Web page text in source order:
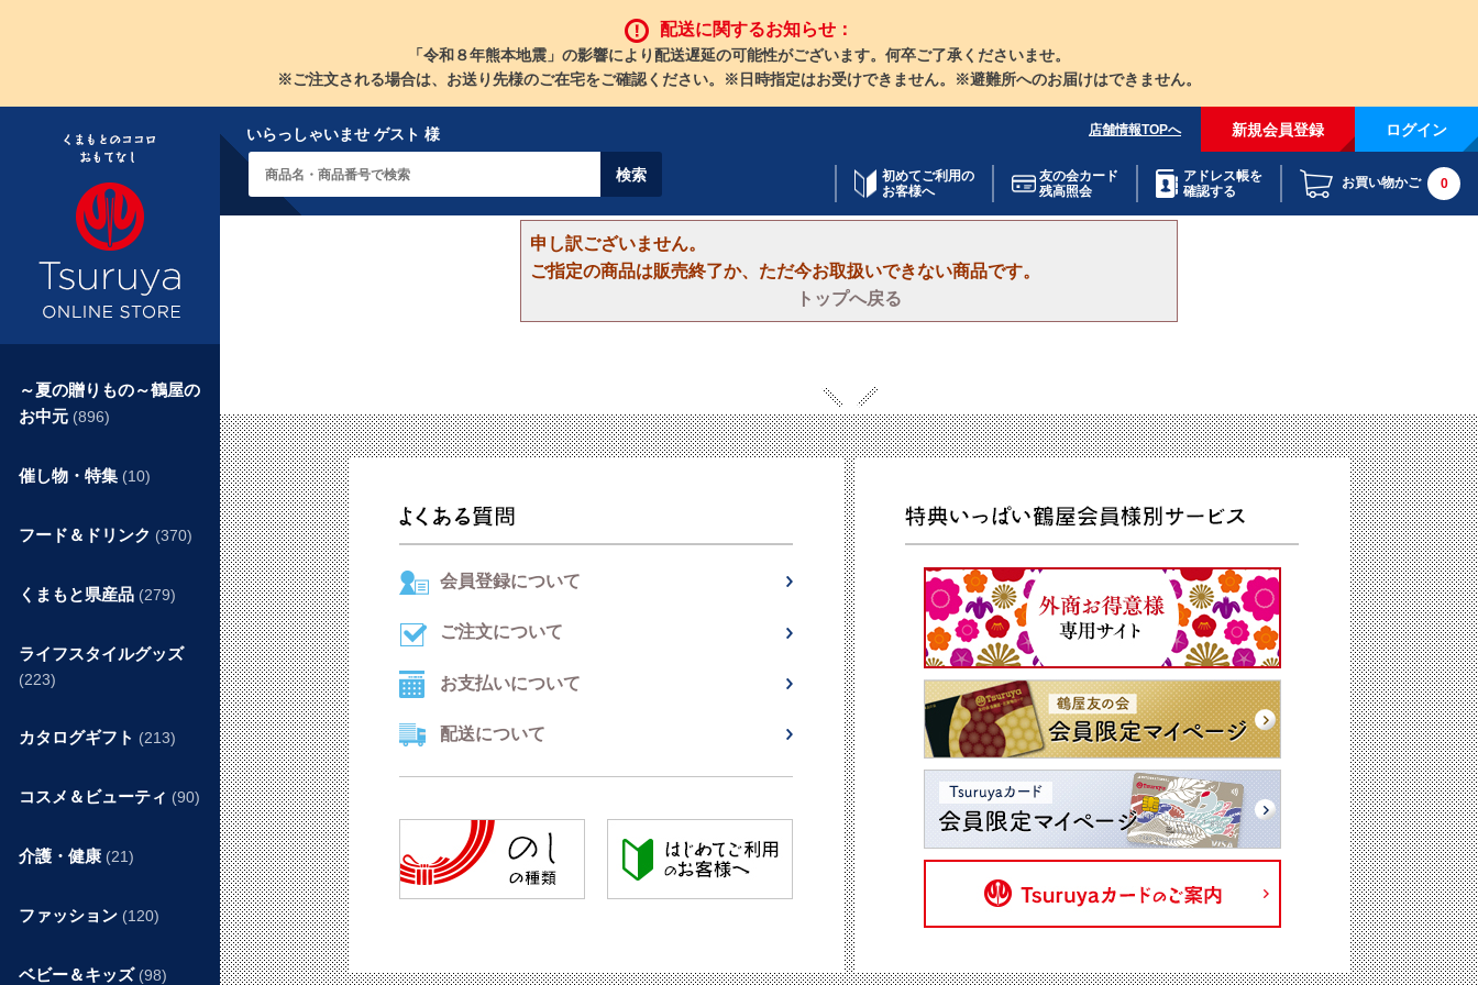
配送に関するお知らせ：
「令和８年熊本地震」の影響により配送遅延の可能性がございます。何卒ご了承くださいませ。
※ご注文される場合は、お送り先様のご在宅をご確認ください。※日時指定はお受けできません。※避難所へのお届けはできません。
いらっしゃいませ ゲスト 様 店舗情報TOPへ 新規会員登録 ログイン
初めてご利用の
お客様へ
友の会カード
残高照会
アドレス帳を
確認する
お買い物かご 0
申し訳ございません。
ご指定の商品は販売終了か、ただ今お取扱いできない商品です。
トップへ戻る
～夏の贈りもの～鶴屋の
お中元 (896)
催し物・特集 (10)
フード＆ドリンク (370)
くまもと県産品 (279)
ライフスタイルグッズ
(223)
カタログギフト (213)
コスメ＆ビューティ (90)
介護・健康 (21)
ファッション (120)
ベビー＆キッズ (98)
会員登録について
ご注文について
お支払いについて
配送について